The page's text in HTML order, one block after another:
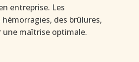
entreprise. Les
des brûlures,
une maîtrise optimale.